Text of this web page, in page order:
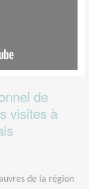
de
visites à
de la région